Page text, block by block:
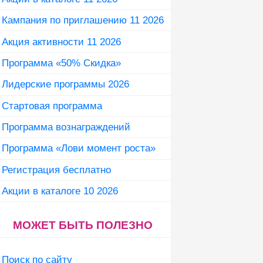
Кампания по приглашению 11 2026
Акция активности 11 2026
Программа «50% Скидка»
Лидерские программы 2026
Стартовая программа
Программа вознаграждений
Программа «Лови момент роста»
Регистрация бесплатно
Акции в каталоге 10 2026
МОЖЕТ БЫТЬ ПОЛЕЗНО
Поиск по сайту